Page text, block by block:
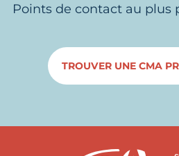
Points de contact au plus
TROUVER UNE CMA